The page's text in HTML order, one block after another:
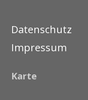
Datenschutz
Impressum
Karte